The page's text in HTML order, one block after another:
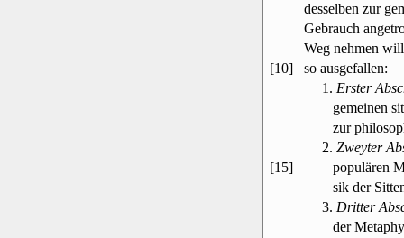
desselben zur
Gebrauch
Weg nehmen
[10]
so ausgefallen:
1. Erster
gemeinen
zur
2. Zweyter
[15]
populären
sik der
3. Dritter
der